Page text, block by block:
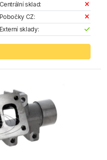
Centrální sklad:
Pobočky CZ:
Externí sklady: